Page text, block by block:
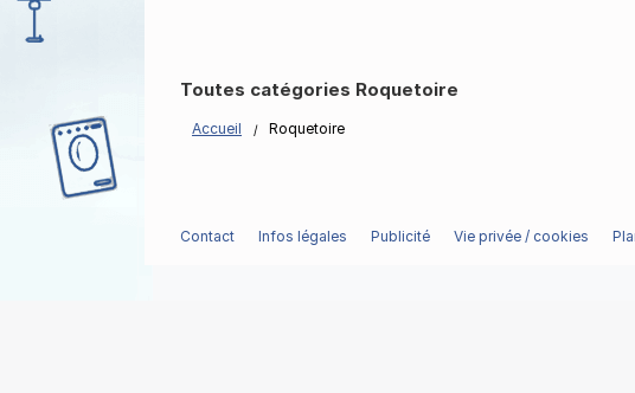
Toutes catégories Roquetoire
Accueil Roquetoire
Contact Infos légales Publicité Vie privée / cookies